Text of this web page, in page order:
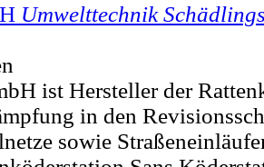
Umwelttechnik
ist Hersteller der
in den
sowie